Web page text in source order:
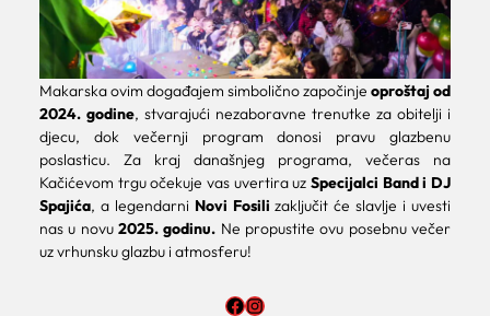
Makarska ovim događajem simbolično započinjeoproštaj od
2024. godine, stvarajući nezaboravne trenutke za obitelji i
djecu, dok večernji program donosi pravu glazbenu
poslasticu. Za kraj današnjeg programa, večeras na
Kačićevom trgu očekuje vas uvertira uzSpecijalci Band i DJ
Spajića, a legendarni Novi Fosili zaključit će slavlje i uvesti
nas u novu 2025. godinu. Ne propustite ovu posebnu večer
uz vrhunsku glazbu i atmosferu!